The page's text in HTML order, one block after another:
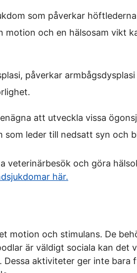
som påverkar
motion och en hälsosam vikt
påverkar
att utveckla vissa
leder till nedsatt syn och
veterinärbesök och göra
här.
motion och stimulans. De
är väldigt sociala kan det
aktiviteter ger inte bara